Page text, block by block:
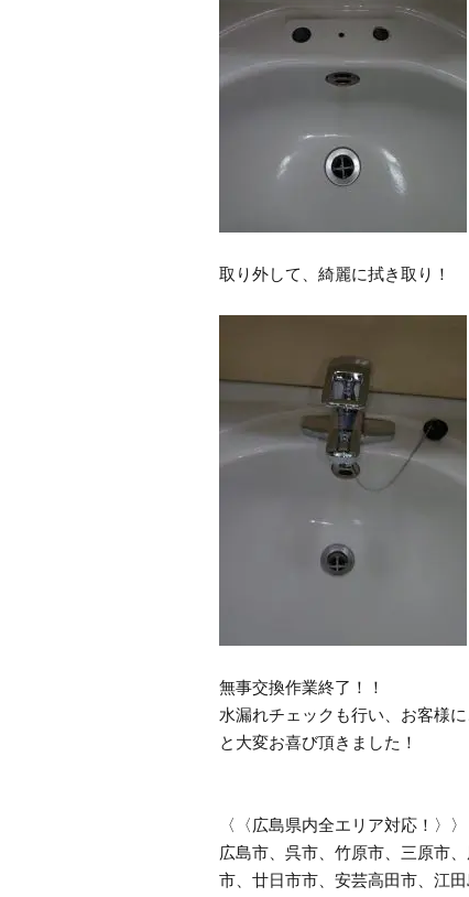
取り外して、綺麗に拭き取り！
無事交換作業終了！！
水漏れチェックも行い、お客様
と大変お喜び頂きました！
〈〈広島県内全エリア対応！〉〉
広島市、呉市、竹原市、三原市
市、廿日市市、安芸高田市、江